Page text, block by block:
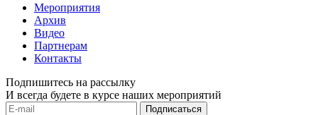
Мероприятия
Архив
Видео
Партнерам
Контакты
Подпишитесь на рассылку
И всегда будете в курсе наших мероприятий
Подписаться